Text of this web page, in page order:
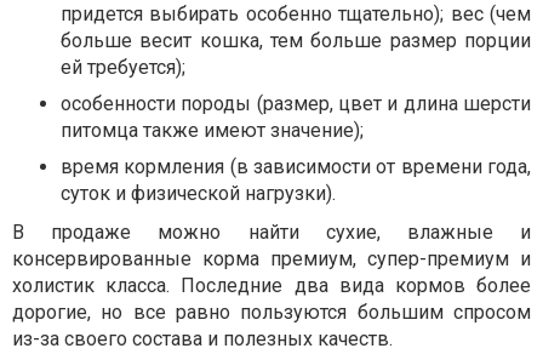
придется выбирать особенно тщательно); вес (чем
больше весит кошка, тем больше размер порции
ей требуется);
особенности породы (размер, цвет и длина шерсти
питомца также имеют значение);
время кормления (в зависимости от времени года,
суток и физической нагрузки).
В продаже можно найти сухие, влажные и
консервированные корма премиум, супер-премиум и
холистик класса. Последние два вида кормов более
дорогие, но все равно пользуются большим спросом
из-за своего состава и полезных качеств.